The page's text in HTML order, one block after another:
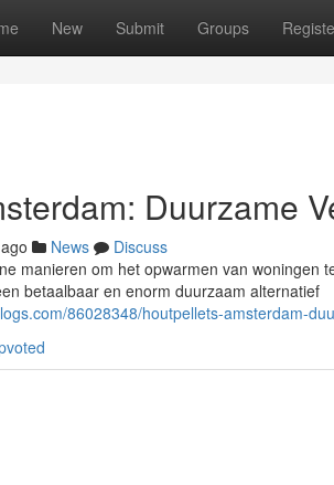
New Submit Groups
Duurzame
News
Discuss
manieren om het opwarmen van woningen
betaalbaar en enorm duurzaam alternatief
86028348/houtpellets-amsterdam-